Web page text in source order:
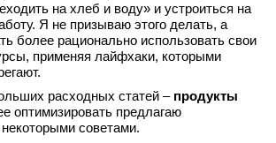
на хлеб и воду» и устроиться на
Я не призываю этого делать, а
более рационально использовать свои
применяя лайфхаки, которыми
расходных статей – продукты
оптимизировать предлагаю
советами.